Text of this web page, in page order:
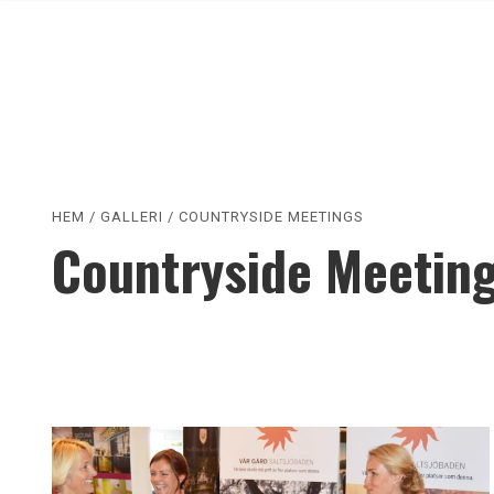
HEM / GALLERI / COUNTRYSIDE MEETINGS
Countryside